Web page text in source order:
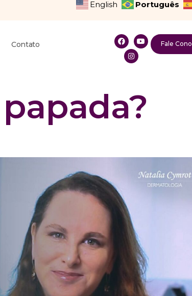
English Português
Contato Fale